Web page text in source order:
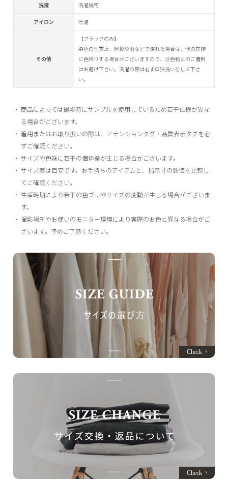
洗濯 洗濯機可
アイロン 低温
その他
【ブラックのみ】
染色の性質上、摩擦や雨などで濡れた場合は、他の衣類
に色移りする場合がございますので、淡色物とのご着用
はお避け下さい。洗濯の際は必ず単独洗いをして下さ
い。
商品によっては撮影時にサンプルを使用しているため若干仕様が異な
る場合がございます。
着用またはお取り扱いの際は、アテンションタグ・品質表示タグを必
ずご確認ください。
サイズや色味に若干の個体差が生じる場合がございます。
サイズ表は目安です。お手持ちのアイテムと、指示寸の数値を比較し
てご確認ください。
生産時期により若干の色ブレやサイズの変動が生じる場合がございま
す。
撮影場所やお使いのモニター環境により実際のお色と異なる場合がご
ざいます。予めご了承ください。